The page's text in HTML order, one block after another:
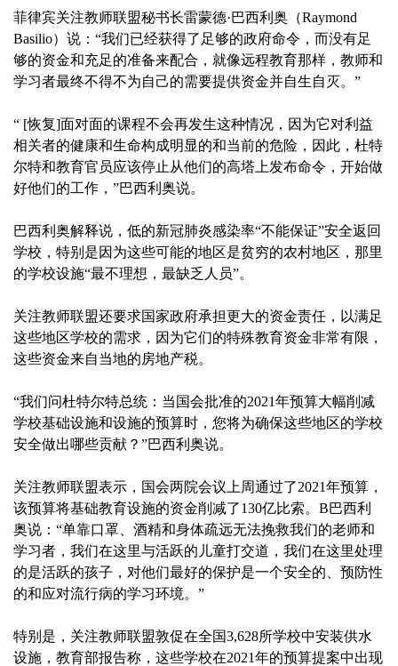
菲律宾关注教师联盟秘书长雷蒙德·巴西利奥（Raymond
Basilio）说：“我们已经获得了足够的政府命令，而没有足
够的资金和充足的准备来配合，就像远程教育那样，教师和
学习者最终不得不为自己的需要提供资金并自生自灭。”
“ [恢复]面对面的课程不会再发生这种情况，因为它对利益
相关者的健康和生命构成明显的和当前的危险，因此，杜特
尔特和教育官员应该停止从他们的高塔上发布命令，开始做
好他们的工作，”巴西利奥说。
巴西利奥解释说，低的新冠肺炎感染率“不能保证”安全返回
学校，特别是因为这些可能的地区是贫穷的农村地区，那里
的学校设施“最不理想，最缺乏人员”。
关注教师联盟还要求国家政府承担更大的资金责任，以满足
这些地区学校的需求，因为它们的特殊教育资金非常有限，
这些资金来自当地的房地产税。
“我们问杜特尔特总统：当国会批准的2021年预算大幅削减
学校基础设施和设施的预算时，您将为确保这些地区的学校
安全做出哪些贡献？”巴西利奥说。
关注教师联盟表示，国会两院会议上周通过了2021年预算，
该预算将基础教育设施的资金削减了130亿比索。B巴西利
奥说：“单靠口罩、酒精和身体疏远无法挽救我们的老师和
学习者，我们在这里与活跃的儿童打交道，我们在这里处理
的是活跃的孩子，对他们最好的保护是一个安全的、预防性
的和应对流行病的学习环境。”
特别是，关注教师联盟敦促在全国3,628所学校中安装供水
设施，教育部报告称，这些学校在2021年的预算提案中出现